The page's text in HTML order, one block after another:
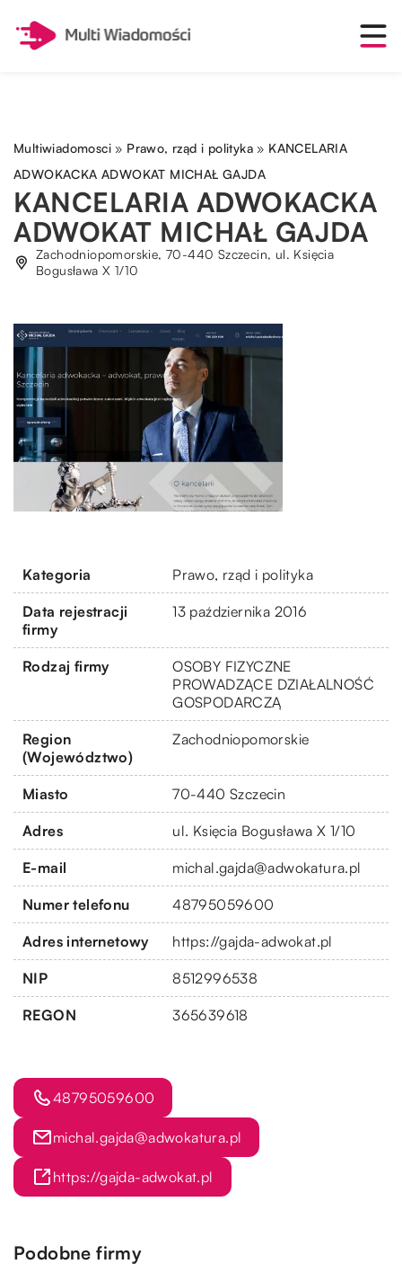
Multiwiadomosci » Prawo, rząd i polityka » KANCELARIA
ADWOKACKA ADWOKAT MICHAŁ GAJDA
KANCELARIA ADWOKACKA
ADWOKAT MICHAŁ GAJDA
Zachodniopomorskie, 70-440 Szczecin, ul. Księcia
Bogusława X 1/10
Kategoria Prawo, rząd i polityka
Data rejestracji
firmy
13 października 2016
Rodzaj firmy
OSOBY FIZYCZNE
PROWADZĄCE DZIAŁALNOŚĆ
GOSPODARCZĄ
Region
(Województwo)
Zachodniopomorskie
Miasto 70-440 Szczecin
Adres ul. Księcia Bogusława X 1/10
E-mail michal.gajda@adwokatura.pl
Numer telefonu 48795059600
Adres internetowy https://gajda-adwokat.pl
NIP 8512996538
REGON 365639618
48795059600
michal.gajda@adwokatura.pl
https://gajda-adwokat.pl
Podobne firmy